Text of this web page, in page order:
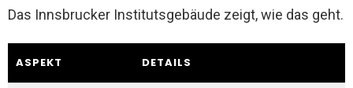
Das Innsbrucker Institutsgebäude zeigt, wie das geht.
ASPEKT DETAILS